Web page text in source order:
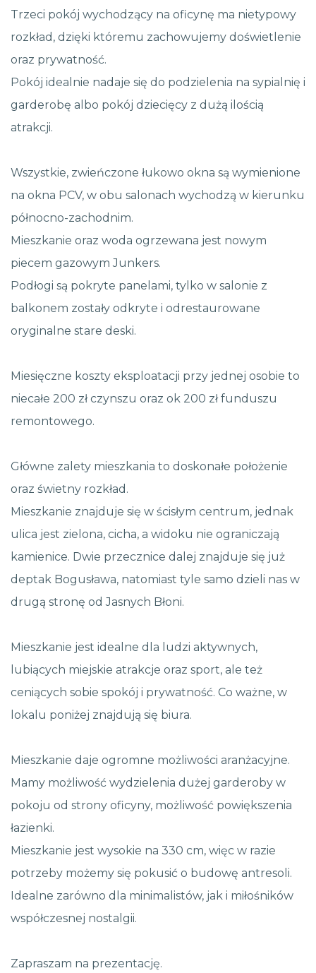
Trzeci pokój wychodzący na oficynę ma nietypowy
rozkład, dzięki któremu zachowujemy doświetlenie
oraz prywatność.
Pokój idealnie nadaje się do podzielenia na sypialnię i
garderobę albo pokój dziecięcy z dużą ilością
atrakcji.
Wszystkie, zwieńczone łukowo okna są wymienione
na okna PCV, w obu salonach wychodzą w kierunku
północno-zachodnim.
Mieszkanie oraz woda ogrzewana jest nowym
piecem gazowym Junkers.
Podłogi są pokryte panelami, tylko w salonie z
balkonem zostały odkryte i odrestaurowane
oryginalne stare deski.
Miesięczne koszty eksploatacji przy jednej osobie to
niecałe 200 zł czynszu oraz ok 200 zł funduszu
remontowego.
Główne zalety mieszkania to doskonałe położenie
oraz świetny rozkład.
Mieszkanie znajduje się w ścisłym centrum, jednak
ulica jest zielona, cicha, a widoku nie ograniczają
kamienice. Dwie przecznice dalej znajduje się już
deptak Bogusława, natomiast tyle samo dzieli nas w
drugą stronę od Jasnych Błoni.
Mieszkanie jest idealne dla ludzi aktywnych,
lubiących miejskie atrakcje oraz sport, ale też
ceniących sobie spokój i prywatność. Co ważne, w
lokalu poniżej znajdują się biura.
Mieszkanie daje ogromne możliwości aranżacyjne.
Mamy możliwość wydzielenia dużej garderoby w
pokoju od strony oficyny, możliwość powiększenia
łazienki.
Mieszkanie jest wysokie na 330 cm, więc w razie
potrzeby możemy się pokusić o budowę antresoli.
Idealne zarówno dla minimalistów, jak i miłośników
współczesnej nostalgii.
Zapraszam na prezentację.